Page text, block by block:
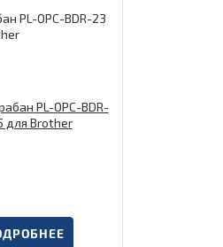
PL-OPC-BDR-23